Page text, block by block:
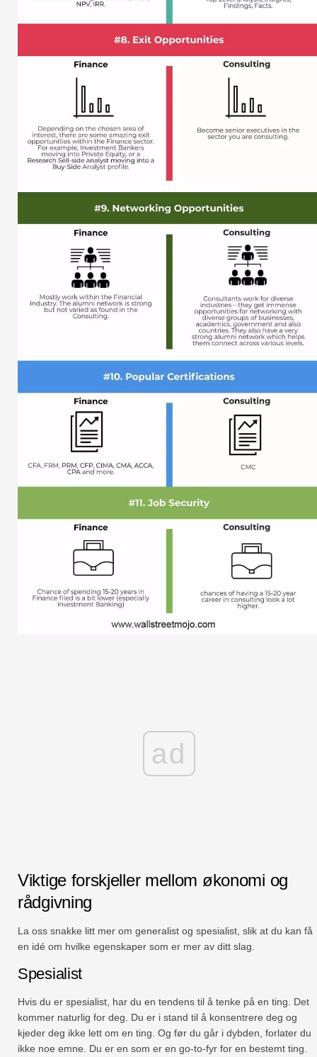
ad
Viktige forskjeller mellom økonomi og
rådgivning
La oss snakke litt mer om generalist og spesialist, slik at du kan få
en idé om hvilke egenskaper som er mer av ditt slag.
Spesialist
Hvis du er spesialist, har du en tendens til å tenke på en ting. Det
kommer naturlig for deg. Du er i stand til å konsentrere deg og
kjeder deg ikke lett om en ting. Og før du går i dybden, forlater du
ikke noe emne. Du er en som er en go-to-fyr for en bestemt ting.